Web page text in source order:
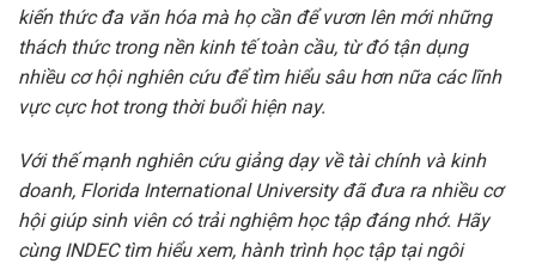
kiến ​​thức đa văn hóa mà họ cần để vươn lên mới những
thách thức trong nền kinh tế toàn cầu, từ đó tận dụng
nhiều cơ hội nghiên cứu để tìm hiểu sâu hơn nữa các lĩnh
vực cực hot trong thời buổi hiện nay.
Với thế mạnh nghiên cứu giảng dạy về tài chính và kinh
doanh, Florida International University đã đưa ra nhiều cơ
hội giúp sinh viên có trải nghiệm học tập đáng nhớ. Hãy
cùng INDEC tìm hiểu xem, hành trình học tập tại ngôi